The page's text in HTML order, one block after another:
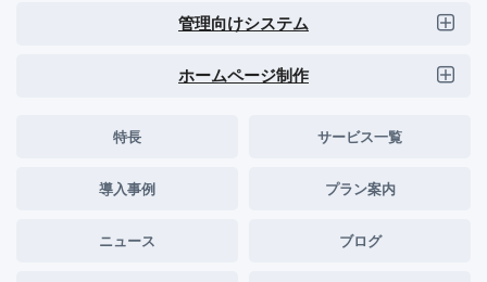
管理向けシステム
ホームページ制作
特長 サービス一覧
導入事例 プラン案内
ニュース ブログ